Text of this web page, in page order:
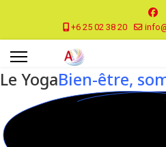
+6 25 02 38 20
Le YogaBien-être,